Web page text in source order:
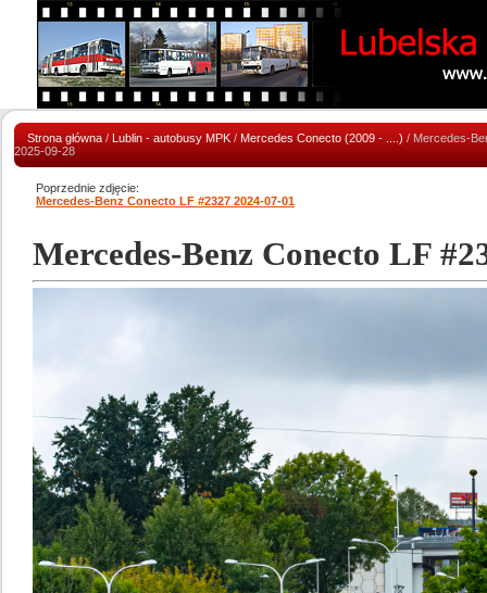
Strona główna / Lublin - autobusy MPK / Mercedes Conecto (2009 - ....) / Mercedes-
2025-09-28
Poprzednie zdjęcie:
Mercedes-Benz Conecto LF #2327 2024-07-01
Mercedes-Benz Conecto LF